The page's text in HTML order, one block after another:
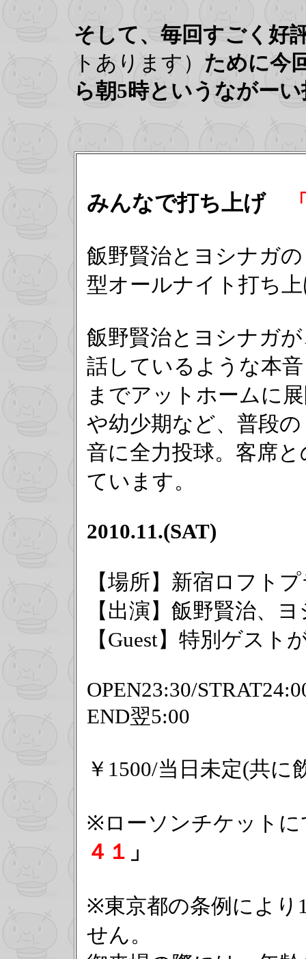
そして、毎回すごく好
トあります） ために今
ら朝5時というながー
みんなで打ち上げ
飯野賢治とヨシナガ
型オールナイト打ち
飯野賢治とヨシナガ
話しているような本
までアットホームに
や幼少期など、普段
音に全力投球。客席
ています。
2010.11.(SAT)
【場所】新宿ロフト
【出演】飯野賢治、
【Guest】特別ゲス
OPEN23:30/
END翌5:00
￥1500/当日未定(共に
※ローソンチケット
４１ 」
※東京都の条例により
せん。